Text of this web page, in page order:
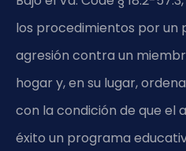
los procedimientos por un
agresión contra un
hogar y, en su lugar,
con la condición de que el
éxito un programa